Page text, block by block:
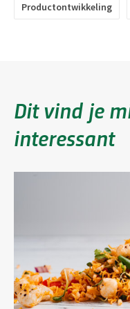
Productontwikkeling
Dit vind je
interessant